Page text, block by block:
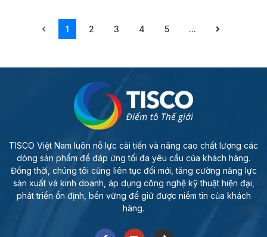
1 2 3 4 5 ...
TISCO Việt Nam luôn nỗ lực cải tiến và nâng cao chất lượng các
dòng sản phẩm để đáp ứng tối đa yêu cầu của khách hàng.
Đồng thời, chúng tôi cũng liên tục đổi mới, tăng cường năng lực
sản xuất và kinh doanh, áp dụng công nghệ kỹ thuật hiện đại,
phát triển ổn định, bền vững để giữ được niềm tin của khách
hàng.